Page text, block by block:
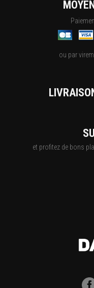
ou par
et profitez de bons